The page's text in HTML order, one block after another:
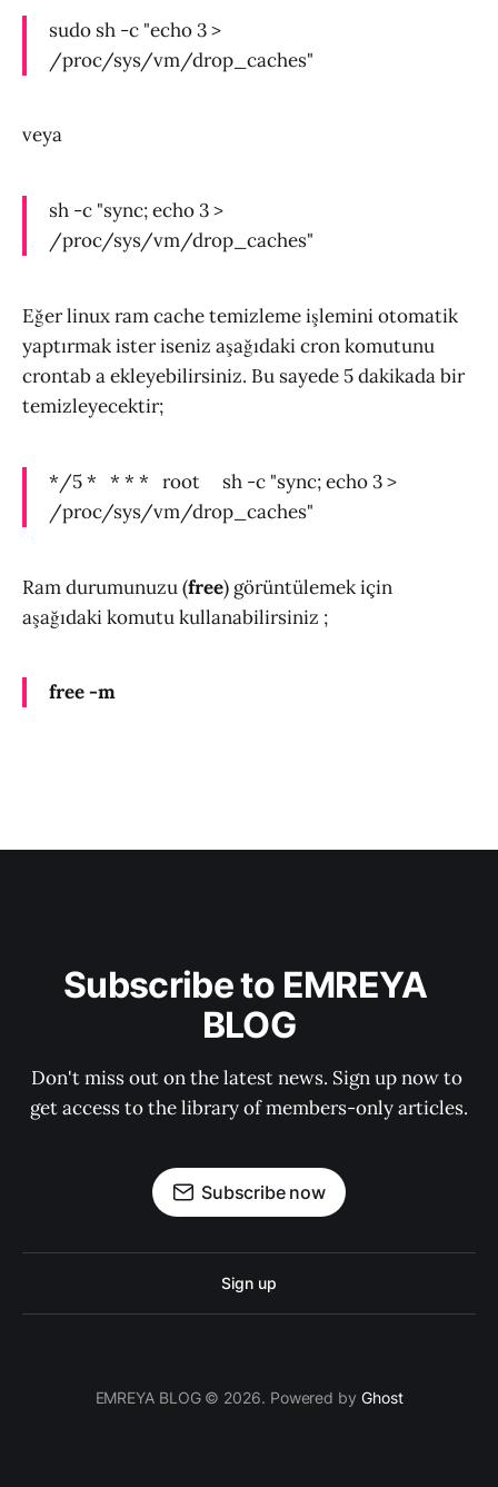
sudo sh -c "echo 3 >
/proc/sys/vm/drop_caches"
veya
sh -c "sync; echo 3 >
/proc/sys/vm/drop_caches"
Eğer linux ram cache temizleme işlemini otomatik
yaptırmak ister iseniz aşağıdaki cron komutunu
crontab a ekleyebilirsiniz. Bu sayede 5 dakikada bir
temizleyecektir;
*/5 * * * * root sh -c "sync; echo 3 >
/proc/sys/vm/drop_caches"
Ram durumunuzu (free) görüntülemek için
aşağıdaki komutu kullanabilirsiniz ;
free -m
Subscribe to EMREYA
BLOG
Don't miss out on the latest news. Sign up now to
get access to the library of members-only articles.
Subscribe now
Sign up
EMREYA BLOG © 2026. Powered by Ghost